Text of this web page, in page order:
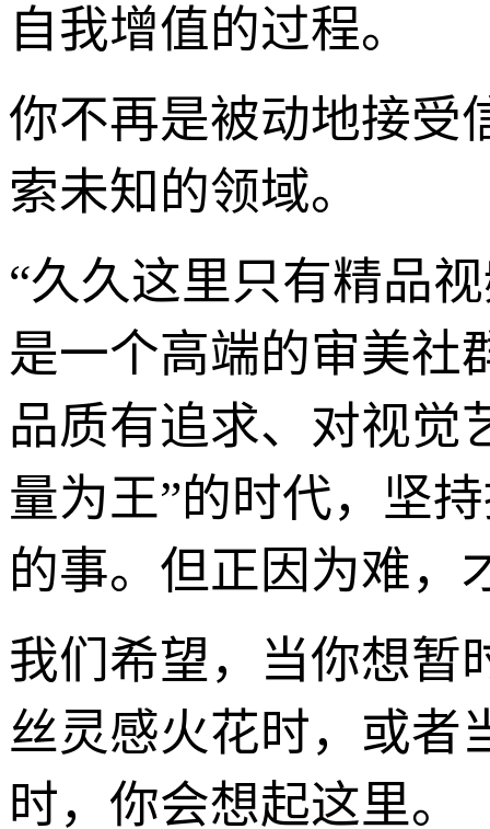
自我增值的过程。
你不再是被动地接受
索未知的领域。
“久久这里只有精品
是一个高端的审美社
品质有追求、对视觉
量为王”的时代，坚
的事。但正因为难，
我们希望，当你想暂
丝灵感火花时，或者
时，你会想起这里。